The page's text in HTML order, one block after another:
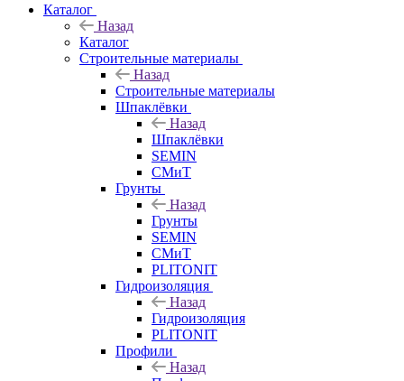
Каталог
Назад
Каталог
Строительные материалы
Назад
Строительные материалы
Шпаклёвки
Назад
Шпаклёвки
SEMIN
СМиТ
Грунты
Назад
Грунты
SEMIN
СМиТ
PLITONIT
Гидроизоляция
Назад
Гидроизоляция
PLITONIT
Профили
Назад